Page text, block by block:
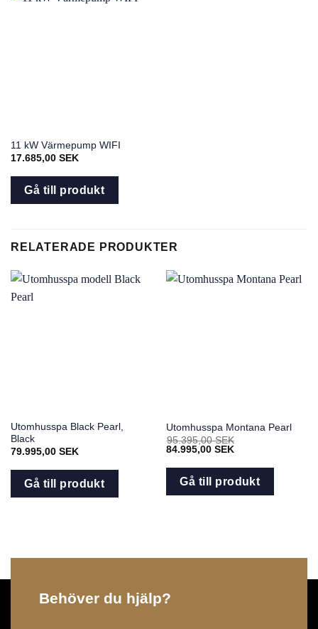
11 kW Värmepump WIFI
17.685,00SEK
Gå till produkt
RELATERADE PRODUKTER
Utomhusspa Black Pearl,
Black
79.995,00SEK
Gå till produkt
Utomhusspa Montana Pearl
95.395,00SEK
Det
priset
var:
95.395,00
SEK.
84.995,00SEKDet
priset
är:
84.995,00
SEK.
Gå till produkt
Behöver du hjälp?